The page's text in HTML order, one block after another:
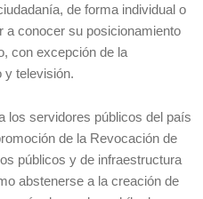
de forma individual o
a conocer su posicionamiento
con excepción de la
y televisión.
los servidores públicos del país
de la Revocación de
públicos y de infraestructura
abstenerse a la creación de